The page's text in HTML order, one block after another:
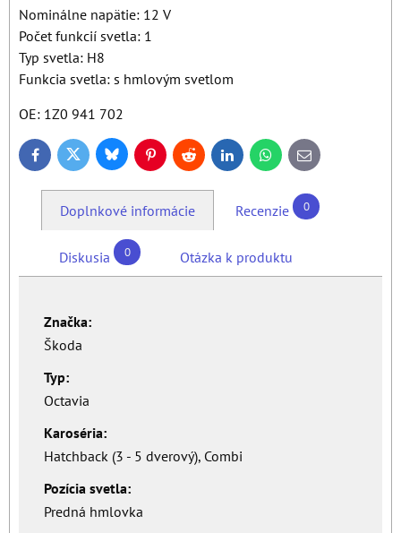
Nominálne napätie: 12 V
Počet funkcií svetla: 1
Typ svetla: H8
Funkcia svetla: s hmlovým svetlom
OE: 1Z0 941 702
FacebookTwitter BlueskyPinterestReddit LinkedInWhatsApp
E-
mail
Doplnkové informácie Recenzie 0
Diskusia 0 Otázka k produktu
Značka:
Škoda
Typ:
Octavia
Karoséria:
Hatchback (3 - 5 dverový), Combi
Pozícia svetla:
Predná hmlovka